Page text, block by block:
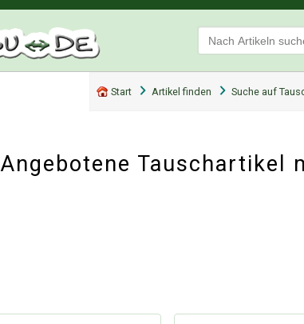
Start Artikel finden Suche auf
Angebotene Tauschartikel